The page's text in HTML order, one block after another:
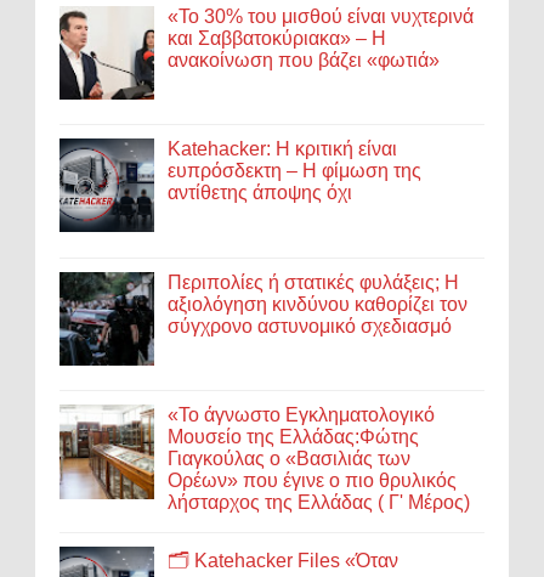
«Το 30% του μισθού είναι νυχτερινά
και Σαββατοκύριακα» – Η
ανακοίνωση που βάζει «φωτιά»
Katehacker: Η κριτική είναι
ευπρόσδεκτη – Η φίμωση της
αντίθετης άποψης όχι
Περιπολίες ή στατικές φυλάξεις; Η
αξιολόγηση κινδύνου καθορίζει τον
σύγχρονο αστυνομικό σχεδιασμό
«Το άγνωστο Εγκληματολογικό
Μουσείο της Ελλάδας:Φώτης
Γιαγκούλας ο «Βασιλιάς των
Ορέων» που έγινε ο πιο θρυλικός
λήσταρχος της Ελλάδας ( Γ' Μέρος)
🗂️ Katehacker Files «Όταν